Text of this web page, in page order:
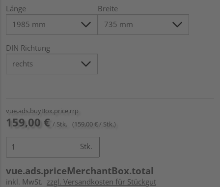
Länge Breite
DIN Richtung
vue.ads.buyBox.price.rrp
159,00 € / Stk. (159,00 € / Stk.)
Stk.
vue.ads.priceMerchantBox.total
inkl. MwSt. zzgl. Versandkosten für Stückgut